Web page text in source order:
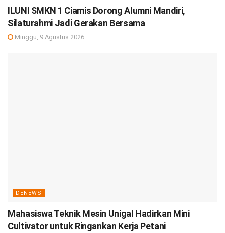
ILUNI SMKN 1 Ciamis Dorong Alumni Mandiri,
Silaturahmi Jadi Gerakan Bersama
Minggu, 9 Agustus 2026
DENEWS
Mahasiswa Teknik Mesin Unigal Hadirkan Mini
Cultivator untuk Ringankan Kerja Petani